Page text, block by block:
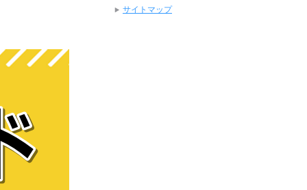
サイトマップ